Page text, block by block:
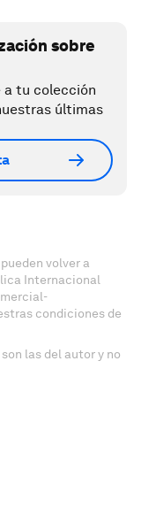
sobre
a tu colección
últimas
volver a
Internacional
condiciones de
las del autor y no